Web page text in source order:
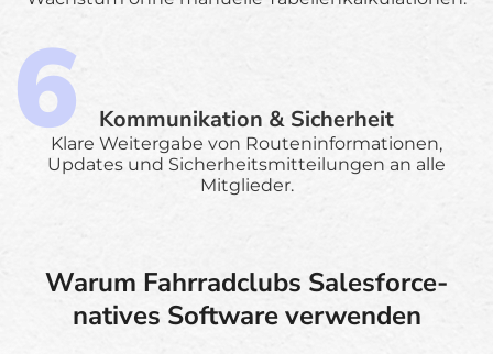
Kommunikation & Sicherheit
Klare Weitergabe von Routeninformationen,
Updates und Sicherheitsmitteilungen an alle
Mitglieder.
Warum Fahrradclubs Salesforce-
natives Software verwenden